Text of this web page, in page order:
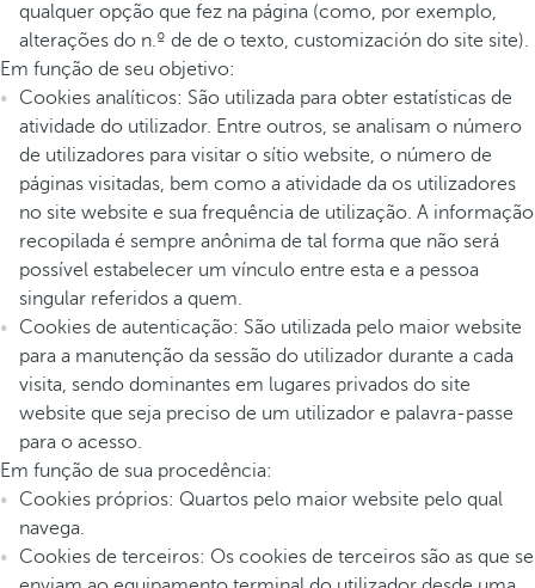
qualquer opção que fez na página (como, por exemplo,
alterações do n.º de de o texto, customización do site site).
Em função de seu objetivo:
Cookies analíticos: São utilizada para obter estatísticas de
atividade do utilizador. Entre outros, se analisam o número
de utilizadores para visitar o sítio website, o número de
páginas visitadas, bem como a atividade da os utilizadores
no site website e sua frequência de utilização. A informação
recopilada é sempre anônima de tal forma que não será
possível estabelecer um vínculo entre esta e a pessoa
singular referidos a quem.
Cookies de autenticação: São utilizada pelo maior website
para a manutenção da sessão do utilizador durante a cada
visita, sendo dominantes em lugares privados do site
website que seja preciso de um utilizador e palavra-passe
para o acesso.
Em função de sua procedência:
Cookies próprios: Quartos pelo maior website pelo qual
navega.
Cookies de terceiros: Os cookies de terceiros são as que se